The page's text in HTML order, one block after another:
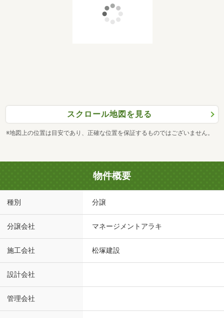
スクロール地図を見る
※地図上の位置は目安であり、正確な位置を保証するものではございません。
物件概要
種別 分譲
分譲会社 マネージメントアラキ
施工会社 松塚建設
設計会社
管理会社